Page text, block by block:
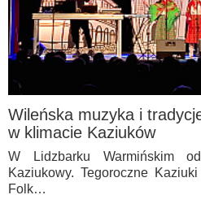
Wileńska muzyka i
w klimacie Kaziuków
W Lidzbarku Warmińskim
Kaziukowy. Tegoroczne
Folk…